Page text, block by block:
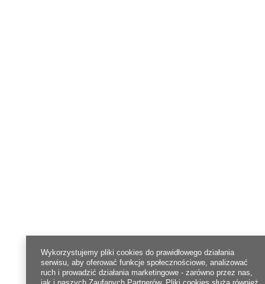
Wykorzystujemy pliki cookies do prawidłowego działania
serwisu, aby oferować funkcje społecznościowe, analizować
ruch i prowadzić działania marketingowe - zarówno przez nas,